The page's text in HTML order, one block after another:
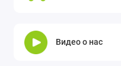
Видео о нас